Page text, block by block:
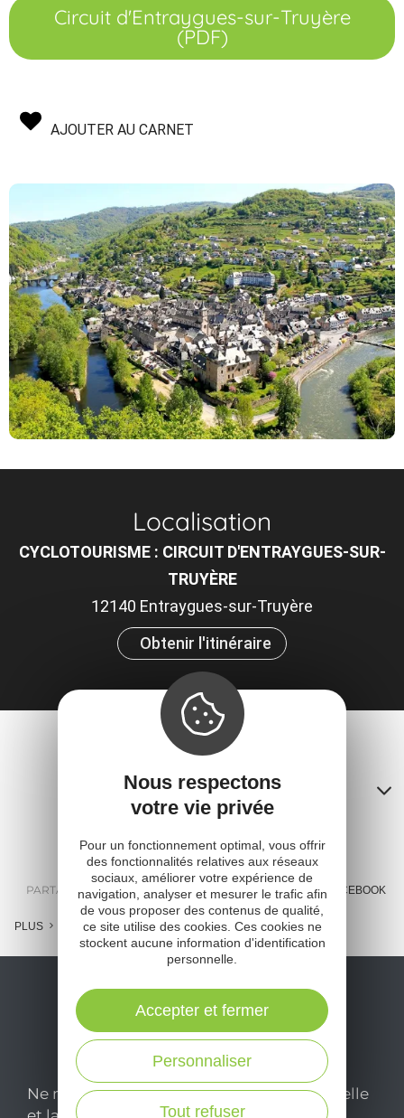
Circuit d'Entraygues-sur-Truyère
(PDF)
AJOUTER AU CARNET
Localisation
CYCLOTOURISME : CIRCUIT D'ENTRAYGUES-SUR-
TRUYÈRE
12140 Entraygues-sur-Truyère
Obtenir l'itinéraire
Contacts
PARTAGER : E-MAIL MESSENGER FACEBOOK
PLUS
Ne manquez pas notre newsletter mensuelle
Nous respectons
votre vie privée
Pour un fonctionnement optimal, vous offrir
des fonctionnalités relatives aux réseaux
sociaux, améliorer votre expérience de
navigation, analyser et mesurer le trafic afin
de vous proposer des contenus de qualité,
ce site utilise des cookies. Ces cookies ne
stockent aucune information d'identification
personnelle.
Tout refuser
Personnaliser
Accepter et fermer